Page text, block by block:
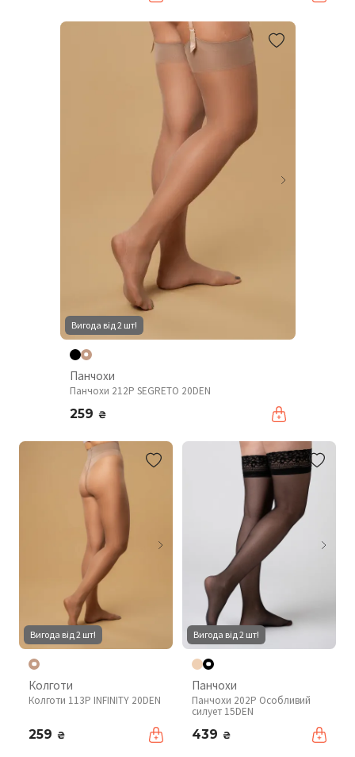
Вигода від 2 шт!
Панчохи
Панчохи 212P SEGRETO 20DEN
259 ₴
Вигода від 2 шт!
Колготи
Колготи 113P INFINITY 20DEN
259 ₴
Вигода від 2 шт!
Панчохи
Панчохи 202P Особливий
силует 15DEN
439 ₴